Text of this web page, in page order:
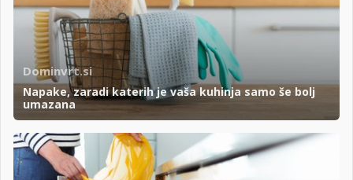
Dominvrt.si
Napake, zaradi katerih je vaša kuhinja samo še bolj
umazana